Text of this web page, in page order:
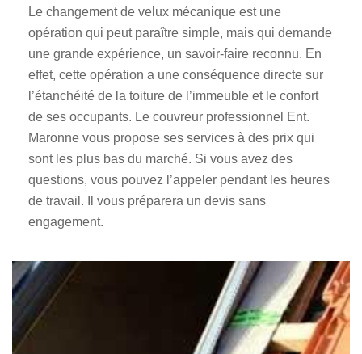
Le changement de velux mécanique est une
opération qui peut paraître simple, mais qui demande
une grande expérience, un savoir-faire reconnu. En
effet, cette opération a une conséquence directe sur
l’étanchéité de la toiture de l’immeuble et le confort
de ses occupants. Le couvreur professionnel Ent.
Maronne vous propose ses services à des prix qui
sont les plus bas du marché. Si vous avez des
questions, vous pouvez l’appeler pendant les heures
de travail. Il vous préparera un devis sans
engagement.